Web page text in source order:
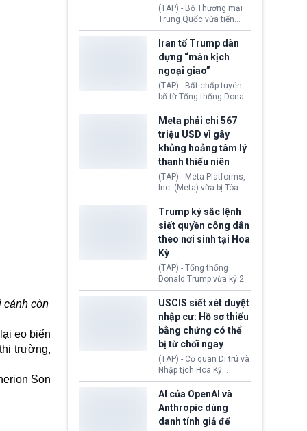
cảnh còn
eo biển
trường,
Son
(TAP) - Bộ Thương mại
Trung Quốc vừa tiến
hành áp đặt lệnh trừng
phạt lên hàng loạt thực
thể và siết chặt kiểm
soát xuất khẩu máy bay
không người lái (UAV)
sang Hoa Kỳ. Động thái
này nhằm đáp trả các
biện pháp hạn chế
thương mại, áp thuế mới
cùng lệnh cấm công
nghệ gần đây từ phía
Washington.
Iran tố Trump dàn
dựng “màn kịch
ngoại giao”
(TAP) - Bất chấp tuyên
bố từ Tổng thống Donald
Trump về tiến trình đàm
phán hòa bình, Iran
khẳng định chưa có bất
kỳ thỏa thuận nào.
Tehran cho rằng, Hoa Kỳ
chỉ đang dàn dựng “màn
kịch ngoại giao” để xoa
dịu căng thẳng.
Meta phải chi 567
triệu USD vì gây
khủng hoảng tâm lý
thanh thiếu niên
(TAP) - Meta Platforms,
Inc. (Meta) vừa bị Tòa án
bang New Mexico yêu
cầu đóng góp 567 triệu
USD vào một quỹ khắc
phục hậu quả. Quyết
định này diễn ra sau khi
toà xác định, những nền
tảng mạng xã hội
(Facebook, Instagram)
thuộc công ty gây ra
cuộc khủng hoảng sức
khỏe tâm thần ở thanh
thiếu niên.
Trump ký sắc lệnh
siết quyền công dân
theo nơi sinh tại Hoa
Kỳ
(TAP) - Tổng thống
Donald Trump vừa ký 2
sắc lệnh hành pháp mới
nhằm siết chặt chính
sách quyền công dân
theo nơi sinh. Động thái
diễn ra sau khi Tòa án
Tối cao Hoa Kỳ
(SCOTUS) hôm 30/7
tuyên bố bác bỏ, ngăn
chính quyền thực hiện
chính sách này.
USCIS siết xét duyệt
nhập cư: Hồ sơ thiếu
bằng chứng có thể
bị từ chối ngay
(TAP) - Cơ quan Di trú và
Nhập tịch Hoa Kỳ
(USCIS) vừa thay đổi quy
trình xét duyệt hồ sơ
nhập cư, trao quyền cho
viên chức từ chối ngay
những đơn không chứng
AI của OpenAI và
Anthropic dùng
danh tính giả để